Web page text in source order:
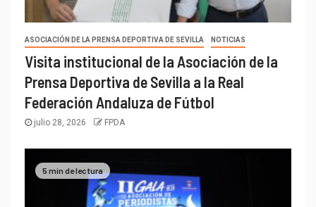
ASOCIACIÓN DE LA PRENSA DEPORTIVA DE SEVILLA NOTICIAS
Visita institucional de la Asociación de la
Prensa Deportiva de Sevilla a la Real
Federación Andaluza de Fútbol
julio 28, 2026 FPDA
5 min de lectura